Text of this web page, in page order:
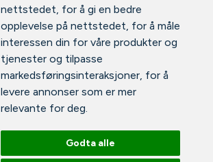
nettstedet, for å gi en bedre
opplevelse på nettstedet, for å måle
interessen din for våre produkter og
tjenester og tilpasse
markedsføringsinteraksjoner, for å
levere annonser som er mer
relevante for deg.
Godta alle